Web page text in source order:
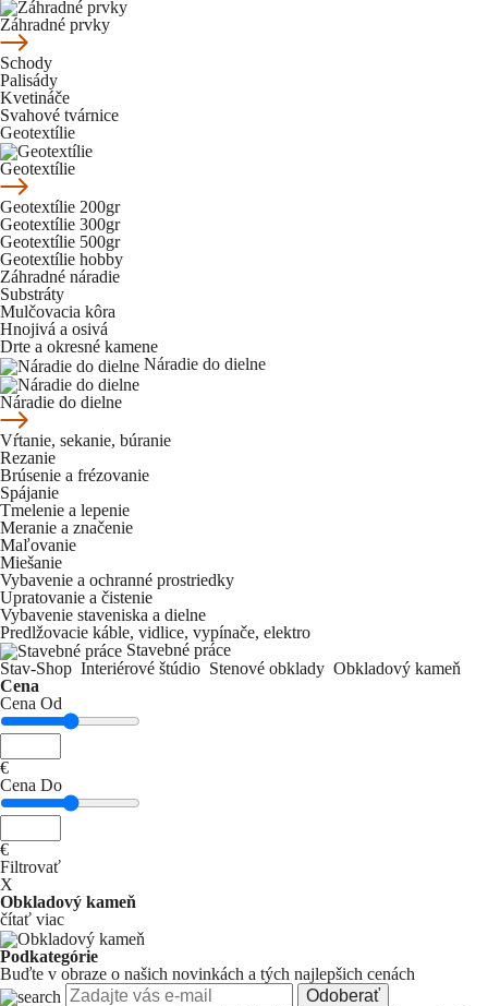
Záhradné prvky
Schody
Palisády
Kvetináče
Svahové tvárnice
Geotextílie
Geotextílie
Geotextílie 200gr
Geotextílie 300gr
Geotextílie 500gr
Geotextílie hobby
Záhradné náradie
Substráty
Mulčovacia kôra
Hnojivá a osivá
Drte a okresné kamene
Náradie do dielne
Náradie do dielne
Vŕtanie, sekanie, búranie
Rezanie
Brúsenie a frézovanie
Spájanie
Tmelenie a lepenie
Meranie a značenie
Maľovanie
Miešanie
Vybavenie a ochranné prostriedky
Upratovanie a čistenie
Vybavenie staveniska a dielne
Predlžovacie káble, vidlice, vypínače, elektro
Stavebné práce
Stav-Shop Interiérové štúdio Stenové obklady Obkladový kameň
Cena
Cena Od
€
Cena Do
€
Filtrovať
X
Obkladový kameň
čítať viac
Podkategórie
Buďte v obraze o našich novinkách a tých najlepšich cenách
Odoberať